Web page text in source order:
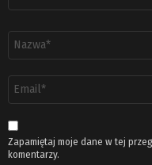
email
*
Zapamiętaj moje dane w tej
komentarzy.